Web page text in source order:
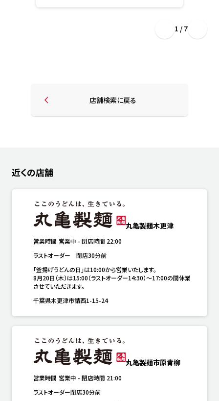
1 / 7
店舗検索に戻る
近くの店舗
丸亀製麺木更津
営業時間 営業中 - 閉店時間 22:00
ラストオーダー　閉店30分前
「釜揚げうどんの日」は10:00から営業いたします。
8月20日（木）は15:00（ラストオーダー14:30）～17:00の間休業
させていただきます。
千葉県木更津市請西1-15-24
丸亀製麺市原青柳
営業時間 営業中 - 閉店時間 21:00
ラストオーダー閉店30分前